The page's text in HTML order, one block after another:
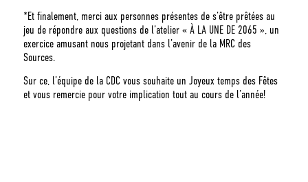
*Et finalement, merci aux personnes présentes de s’être prêtées au
jeu de répondre aux questions de l’atelier « À LA UNE DE 2065 », un
exercice amusant nous projetant dans l’avenir de la MRC des
Sources.
Sur ce, l’équipe de la CDC vous souhaite un Joyeux temps des Fêtes
et vous remercie pour votre implication tout au cours de l’année!